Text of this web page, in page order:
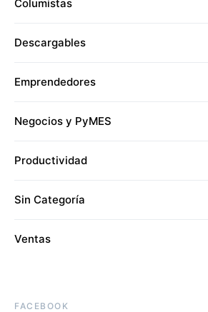
Columistas
Descargables
Emprendedores
Negocios y PyMES
Productividad
Sin Categoría
Ventas
FACEBOOK